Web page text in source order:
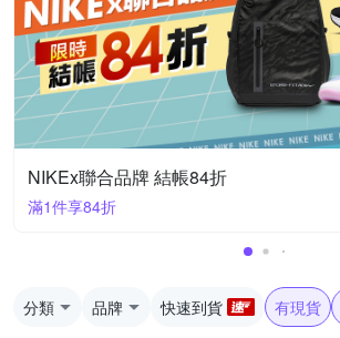
NIKEx聯合品牌 結帳84折
滿1件享84折
分類 品牌 快速到貨 有現貨